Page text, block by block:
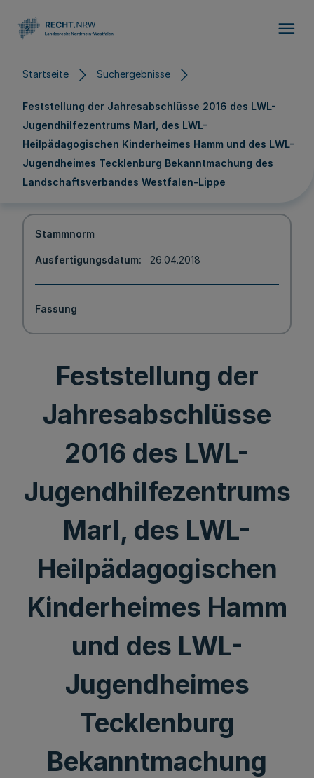
Startseite Suchergebnisse
Feststellung der Jahresabschlüsse 2016 des LWL-
Jugendhilfezentrums Marl, des LWL-
Heilpädagogischen Kinderheimes Hamm und des LWL-
Jugendheimes Tecklenburg Bekanntmachung des
Landschaftsverbandes Westfalen-Lippe
Stammnorm
Ausfertigungsdatum 26.04.2018
Fassung
Feststellung der
Jahresabschlüsse
2016 des LWL-
Jugendhilfezentrums
Marl, des LWL-
Heilpädagogischen
Kinderheimes Hamm
und des LWL-
Jugendheimes
Tecklenburg
Bekanntmachung